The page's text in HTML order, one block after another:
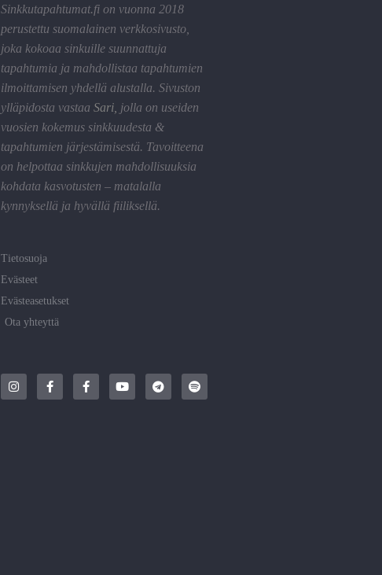
Sinkkutapahtumat.fi on vuonna 2018
perustettu suomalainen verkkosivusto,
joka kokoaa sinkuille suunnattuja
tapahtumia ja mahdollistaa tapahtumien
ilmoittamisen yhdellä alustalla. Sivuston
ylläpidosta vastaa Sari, jolla on useiden
vuosien kokemus sinkkuudesta &
tapahtumien järjestämisestä. Tavoitteena
on helpottaa sinkkujen mahdollisuuksia
kohdata kasvotusten – matalalla
kynnyksellä ja hyvällä fiiliksellä.
Tietosuoja
Evästeet
Evästeasetukset
Ota yhteyttä